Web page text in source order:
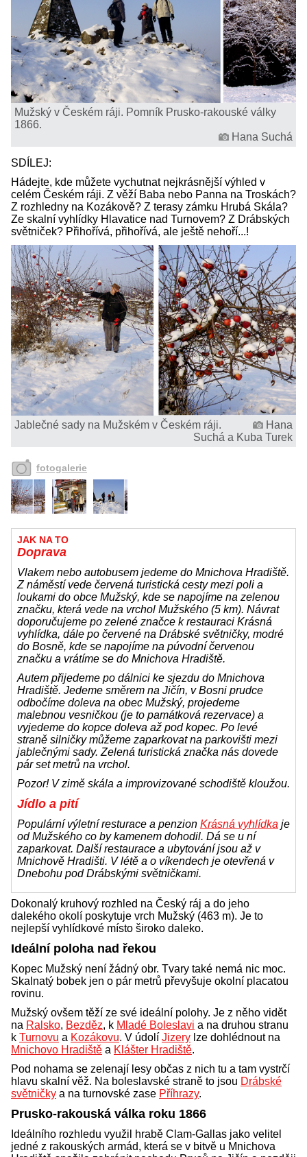
Mužský v Českém ráji. Pomník Prusko-rakouské války
1866.
Hana Suchá
SDÍLEJ:
Hádejte, kde můžete vychutnat nejkrásnější výhled v
celém Českém ráji. Z věží Baba nebo Panna na Troskách?
Z rozhledny na Kozákově? Z terasy zámku Hrubá Skála?
Ze skalní vyhlídky Hlavatice nad Turnovem? Z Drábských
světniček? Přihořívá, přihořívá, ale ještě nehoří...!
Jablečné sady na Mužském v Českém ráji.
Hana
Suchá a Kuba Turek
fotogalerie
JAK NA TO
Doprava
Vlakem nebo autobusem jedeme do Mnichova Hradiště.
Z náměstí vede červená turistická cesty mezi poli a
loukami do obce Mužský, kde se napojíme na zelenou
značku, která vede na vrchol Mužského (5 km). Návrat
doporučujeme po zelené značce k restauraci Krásná
vyhlídka, dále po červené na Drábské světničky, modré
do Bosně, kde se napojíme na púvodní červenou
značku a vrátíme se do Mnichova Hradiště.
Autem přijedeme po dálnici ke sjezdu do Mnichova
Hradiště. Jedeme směrem na Jičín, v Bosni prudce
odbočíme doleva na obec Mužský, projedeme
malebnou vesničkou (je to památková rezervace) a
vyjedeme do kopce doleva až pod kopec. Po levé
straně silničky můžeme zaparkovat na parkovišti mezi
jablečnými sady. Zelená turistická značka nás dovede
pár set metrů na vrchol.
Pozor! V zimě skála a improvizované schodiště kloužou.
Jídlo a pití
Populární výletní resturace a penzion Krásná vyhlídka je
od Mužského co by kamenem dohodil. Dá se u ní
zaparkovat. Další restaurace a ubytování jsou až v
Mnichově Hradišti. V létě a o víkendech je otevřená v
Dnebohu pod Drábskými světničkami.
Dokonalý kruhový rozhled na Český ráj a do jeho
dalekého okolí poskytuje vrch Mužský (463 m). Je to
nejlepší vyhlídkové místo široko daleko.
Ideální poloha nad řekou
Kopec Mužský není žádný obr. Tvary také nemá nic moc.
Skalnatý bobek jen o pár metrů převyšuje okolní placatou
rovinu.
Mužský ovšem těží ze své ideální polohy. Je z něho vidět
na Ralsko, Bezděz, k Mladé Boleslavi a na druhou stranu
k Turnovu a Kozákovu. V údolí Jizery lze dohlédnout na
Mnichovo Hradiště a Klášter Hradiště.
Pod nohama se zelenají lesy občas z nich tu a tam vystrčí
hlavu skalní věž. Na boleslavské straně to jsou Drábské
světničky a na turnovské zase Příhrazy.
Prusko-rakouská válka roku 1866
Ideálního rozhledu využil hrabě Clam-Gallas jako velitel
jedné z rakouských armád, která se v bitvě u Mnichova